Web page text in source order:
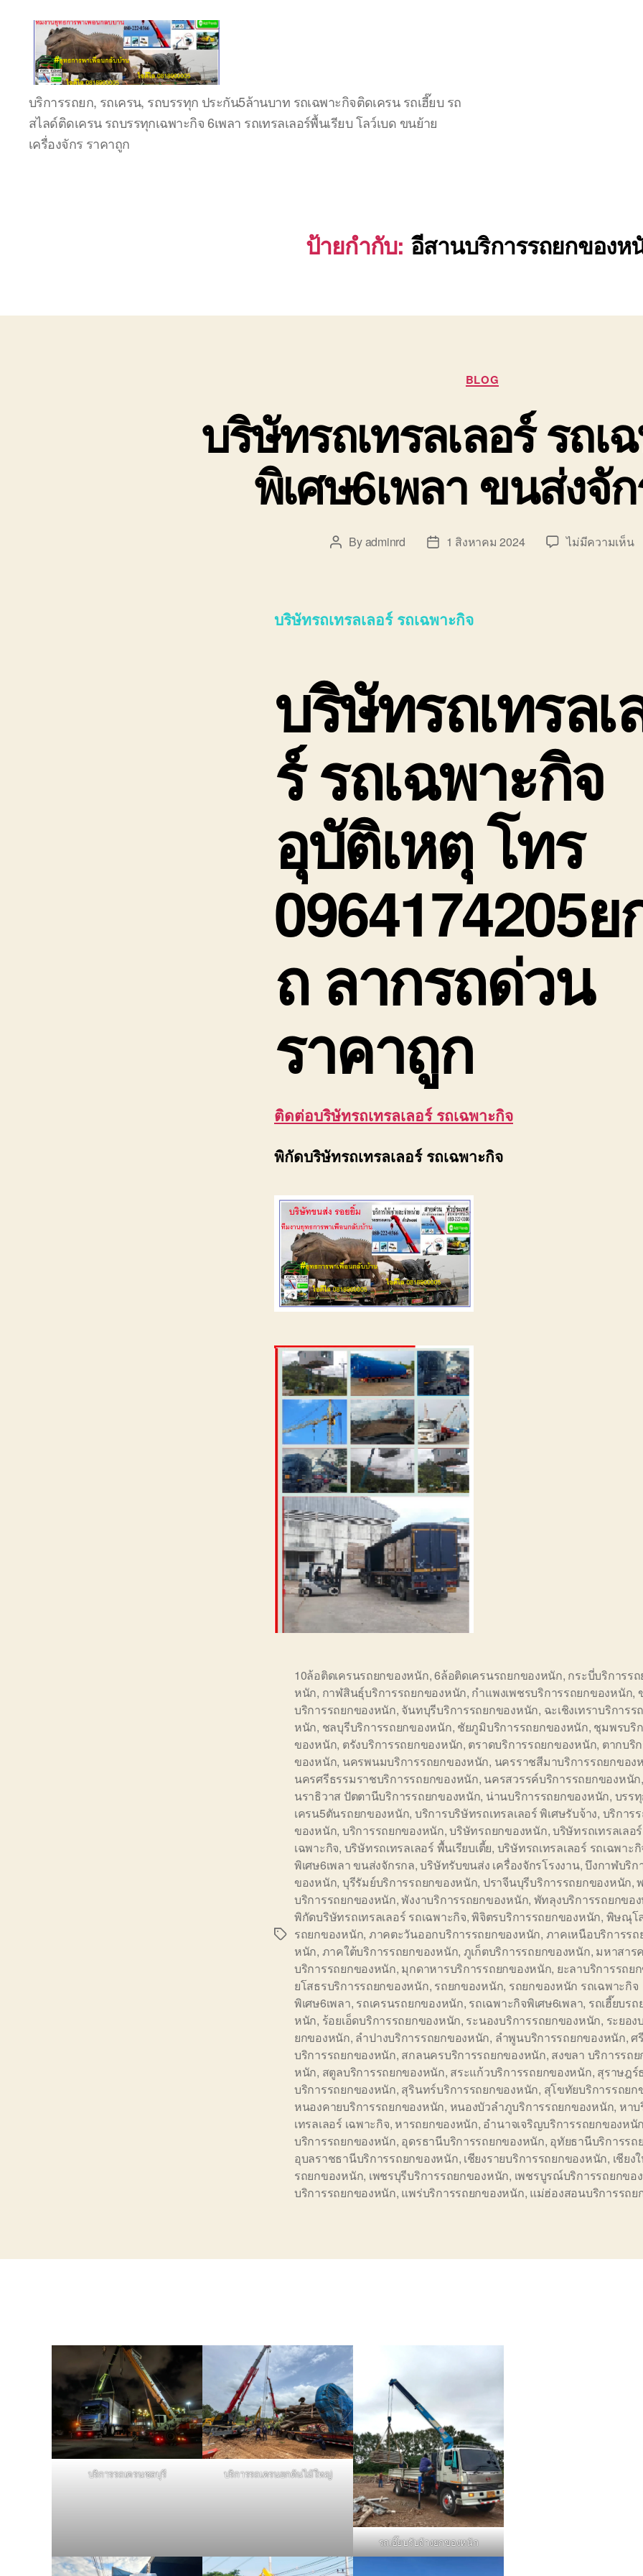
ชลบุรี
รถ
เครน
ยก
ของ
บริการรถยก, รถเครน, รถบรรทุก ประกัน5ล้านบาท รถเฉพาะกิจติดเครน รถเฮี๊ยบ รถ
สไลด์ติดเครน รถบรรทุกเฉพาะกิจ 6เพลา รถเทรลเลอร์พื้นเรียบ โลว์เบด ขนย้าย
เครื่องจักร ราคาถูก
ป้ายกำกับ: อีสานบริการรถยกของห
Categories
BLOG
บริษัทรถเทรลเลอร์ รถเ
พิเศษ6เพลา ขนส่งจั
Post
Byadminrd
Post1 สิงหาคม 2024 ไม่มีความเห็นบน
พิ
จั
บริษัทรถเทรลเลอร์ รถเฉพาะกิจ
บริษัทรถเทรลเ
ร์ รถเฉพาะกิจ
อุบัติเหตุ โทร
0964174205ย
ถ ลากรถด่วน
ราคาถูก
ติดต่อบริษัทรถเทรลเลอร์ รถเฉพาะกิจ
พิกัดบริษัทรถเทรลเลอร์ รถเฉพาะกิจ
Tags
10ล้อติดเครนรถยกของหนัก,6ล้อติดเครนรถยกของหนัก, กระบี่บริการร
หนัก, กาฬสินธุ์บริการรถยกของหนัก, กำแพงเพชรบริการรถยกของหนัก,
บริการรถยกของหนัก, จันทบุรีบริการรถยกของหนัก, ฉะเชิงเทราบริการร
หนัก, ชลบุรีบริการรถยกของหนัก, ชัยภูมิบริการรถยกของหนัก, ชุมพรบริ
ของหนัก, ตรังบริการรถยกของหนัก, ตราดบริการรถยกของหนัก, ตากบริ
ของหนัก, นครพนมบริการรถยกของหนัก, นครราชสีมาบริการรถยกของ
นครศรีธรรมราชบริการรถยกของหนัก, นครสวรรค์บริการรถยกของหนัก,
นราธิวาส ปัตตานีบริการรถยกของหนัก, น่านบริการรถยกของหนัก, บรร
เครน5ตันรถยกของหนัก, บริการบริษัทรถเทรลเลอร์ พิเศษรับจ้าง, บริการ
ของหนัก, บริการรถยกของหนัก,บริษัทรถยกของหนัก,บริษัทรถเทรลเลอ
เฉพาะกิจ, บริษัทรถเทรลเลอร์ พื้นเรียบเตี้ย, บริษัทรถเทรลเลอร์ รถเฉพาะกิ
พิเศษ6เพลา ขนส่งจักรกล,บริษัทรับขนส่ง เครื่องจักรโรงงาน,บึงกาฬบริก
ของหนัก, บุรีรัมย์บริการรถยกของหนัก, ปราจีนบุรีบริการรถยกของหนัก,
บริการรถยกของหนัก,พังงาบริการรถยกของหนัก, พัทลุงบริการรถยกขอ
พิกัดบริษัทรถเทรลเลอร์ รถเฉพาะกิจ,พิจิตรบริการรถยกของหนัก, พิษณุโ
รถยกของหนัก, ภาคตะวันออกบริการรถยกของหนัก, ภาคเหนือบริการรถ
หนัก, ภาคใต้บริการรถยกของหนัก, ภูเก็ตบริการรถยกของหนัก, มหาสาร
บริการรถยกของหนัก, มุกดาหารบริการรถยกของหนัก, ยะลาบริการรถย
ยโสธรบริการรถยกของหนัก, รถยกของหนัก, รถยกของหนัก รถเฉพาะกิจ
พิเศษ6เพลา, รถเครนรถยกของหนัก, รถเฉพาะกิจพิเศษ6เพลา, รถเฮี๊ยบร
หนัก, ร้อยเอ็ดบริการรถยกของหนัก, ระนองบริการรถยกของหนัก, ระยอง
ยกของหนัก, ลำปางบริการรถยกของหนัก, ลำพูนบริการรถยกของหนัก,ศ
บริการรถยกของหนัก, สกลนครบริการรถยกของหนัก, สงขลา บริการรถ
หนัก, สตูลบริการรถยกของหนัก, สระแก้วบริการรถยกของหนัก, สุราษฎร์
บริการรถยกของหนัก, สุรินทร์บริการรถยกของหนัก, สุโขทัยบริการรถยก
หนองคายบริการรถยกของหนัก, หนองบัวลำภูบริการรถยกของหนัก, หา
เทรลเลอร์ เฉพาะกิจ, หารถยกของหนัก, อำนาจเจริญบริการรถยกของหนัก
บริการรถยกของหนัก, อุดรธานีบริการรถยกของหนัก, อุทัยธานีบริการรถ
อุบลราชธานีบริการรถยกของหนัก, เชียงรายบริการรถยกของหนัก, เชียง
รถยกของหนัก, เพชรบุรีบริการรถยกของหนัก, เพชรบูรณ์บริการรถยกขอ
บริการรถยกของหนัก, แพร่บริการรถยกของหนัก, แม่ฮ่องสอนบริการรถย
บริการรถเครนชลบุรี บริการรถเครนยกต้นไม้ใหญ่
รถเฮี๊ยบรับจ้างยกของหนัก